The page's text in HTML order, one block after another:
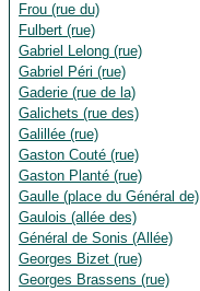
Frou (rue du)
Fulbert (rue)
Gabriel Lelong (rue)
Gabriel Péri (rue)
Gaderie (rue de la)
Galichets (rue des)
Galillée (rue)
Gaston Couté (rue)
Gaston Planté (rue)
Gaulle (place du Général de)
Gaulois (allée des)
Général de Sonis (Allée)
Georges Bizet (rue)
Georges Brassens (rue)